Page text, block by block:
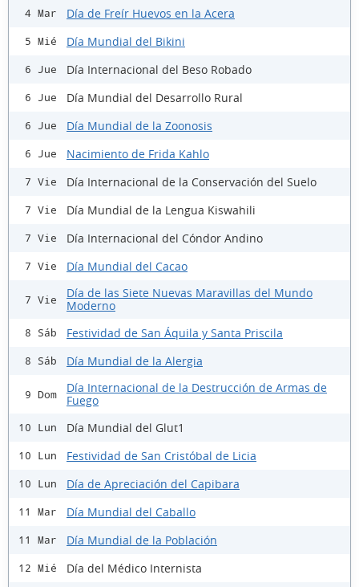
4 Mar Día de Freír Huevos en la Acera
5 Mié Día Mundial del Bikini
6 Jue Día Internacional del Beso Robado
6 Jue Día Mundial del Desarrollo Rural
6 Jue Día Mundial de la Zoonosis
6 Jue Nacimiento de Frida Kahlo
7 Vie Día Internacional de la Conservación del Suelo
7 Vie Día Mundial de la Lengua Kiswahili
7 Vie Día Internacional del Cóndor Andino
7 Vie Día Mundial del Cacao
7 Vie
Día de las Siete Nuevas Maravillas del Mundo
Moderno
8 Sáb Festividad de San Áquila y Santa Priscila
8 Sáb Día Mundial de la Alergia
9 Dom
Día Internacional de la Destrucción de Armas de
Fuego
10 Lun Día Mundial del Glut1
10 Lun Festividad de San Cristóbal de Licia
10 Lun Día de Apreciación del Capibara
11 Mar Día Mundial del Caballo
11 Mar Día Mundial de la Población
12 Mié Día del Médico Internista